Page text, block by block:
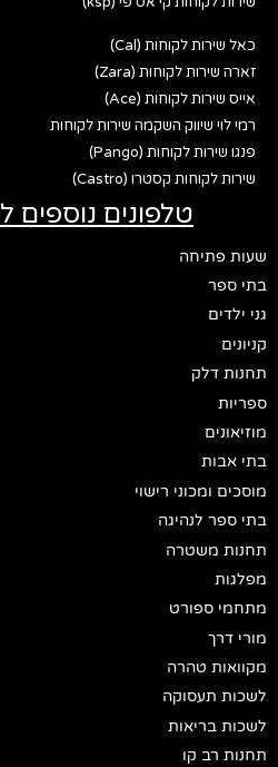
כאל שירות לקוחות (Cal)
זארה שירות לקוחות (Zara)
אייס שירות לקוחות (Ace)
רמי לוי שיווק השקמה שירות לקוחות
פנגו שירות לקוחות (Pango)
שירות לקוחות קסטרו (Castro)
טלפונים נוספים
שעות פתיחה
בתי ספר
גני ילדים
קניונים
תחנות דלק
ספריות
מוזיאונים
בתי אבות
מוסכים ומכוני רישוי
בתי ספר לנהיגה
תחנות משטרה
מפלגות
מתחמי ספורט
מורי דרך
מקוואות טהרה
לשכות תעסוקה
לשכות בריאות
תחנות רב קו